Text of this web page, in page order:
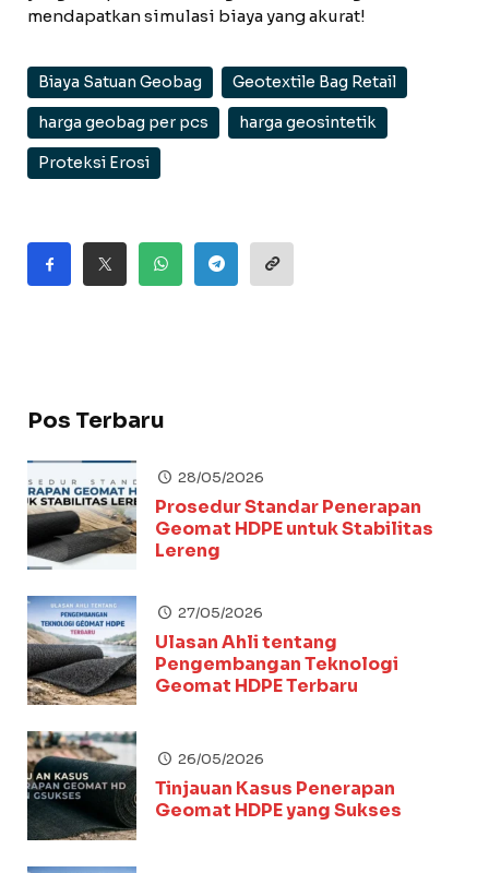
mendapatkan simulasi biaya yang akurat!
Biaya Satuan Geobag Geotextile Bag Retail
harga geobag per pcs harga geosintetik
Proteksi Erosi
Pos Terbaru
28/05/2026
Prosedur Standar Penerapan
Geomat HDPE untuk Stabilitas
Lereng
27/05/2026
Ulasan Ahli tentang
Pengembangan Teknologi
Geomat HDPE Terbaru
26/05/2026
Tinjauan Kasus Penerapan
Geomat HDPE yang Sukses